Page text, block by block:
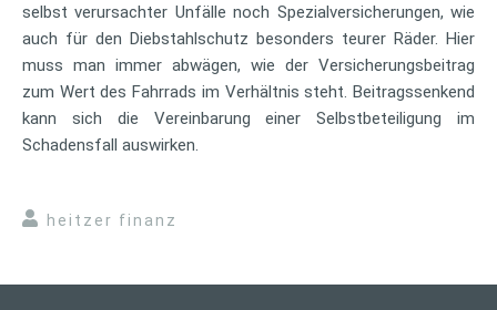
selbst verursachter Unfälle noch Spezialversicherungen, wie
auch für den Diebstahlschutz besonders teurer Räder. Hier
muss man immer abwägen, wie der Versicherungsbeitrag
zum Wert des Fahrrads im Verhältnis steht. Beitragssenkend
kann sich die Vereinbarung einer Selbstbeteiligung im
Schadensfall auswirken.
heitzer finanz